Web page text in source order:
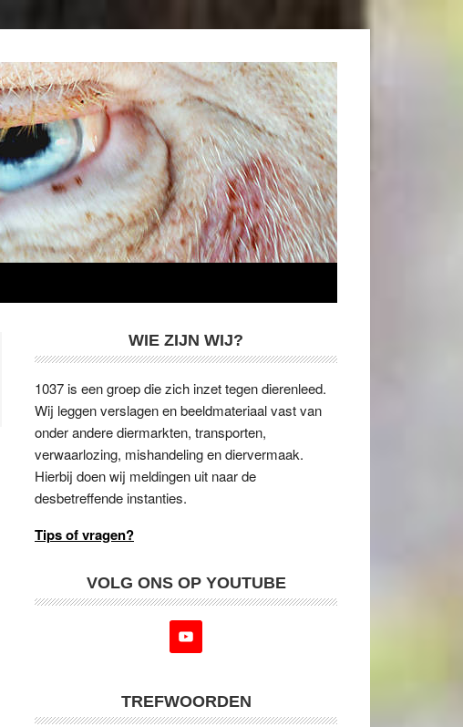
WIE ZIJN WIJ?
1037 is een groep die zich inzet tegen dierenleed.
Wij leggen verslagen en beeldmateriaal vast van
onder andere diermarkten, transporten,
verwaarlozing, mishandeling en diervermaak.
Hierbij doen wij meldingen uit naar de
desbetreffende instanties.
Tips of vragen?
VOLG ONS OP YOUTUBE
TREFWOORDEN